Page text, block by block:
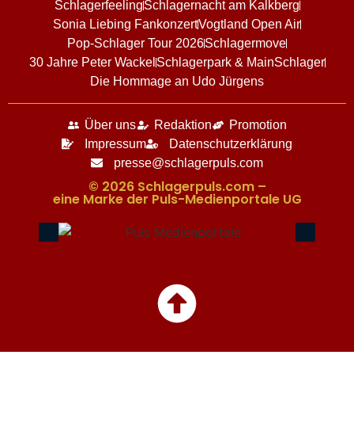
SchlagerfeelingSchlagernacht am Kalkberg
Sonia Liebing FankonzertVogtland Open Air
Pop-Schlager Tour 2026Schlagermove
30 Jahre Peter Wackel Schlagerpark & MainSchlager
Die Hommage an Udo Jürgens
Über uns Redaktion
Promotion
Impressum
Datenschutzerklärung
presse@schlagerpuls.com
© 2026 Schlagerpuls.com –
eine Marke der Puls-Medienportale UG​